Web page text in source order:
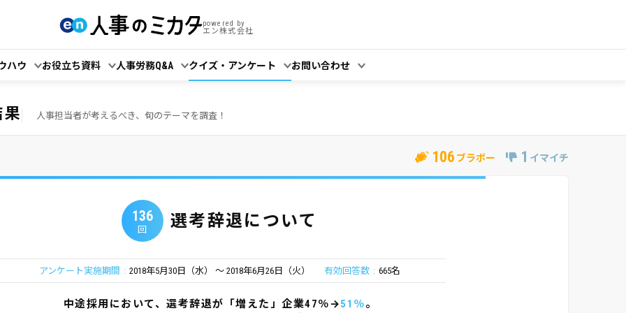
powered by
エン株式会社
ハウ お役立ち資料 人事労務Q&A クイズ・アンケート お問い合わせ
人事担当者が考えるべき、旬のテーマを調査！
106 ブラボー 1 イマイチ
136
回 選考辞退について
アンケート実施期間 2018年5月30日（水） 2018年6月26日（火） 有効回答数 665名
中途採用において、選考辞退が「増えた」企業47％→51％。